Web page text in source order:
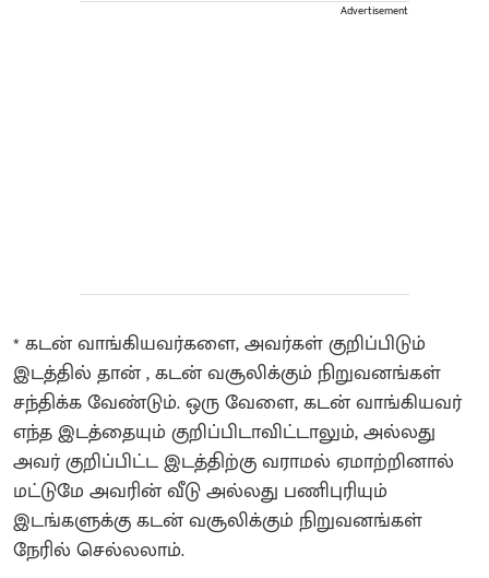
Advertisement
* கடன் வாங்கியவர்களை, அவர்கள் குறிப்பிடும்
இடத்தில் தான் , கடன் வசூலிக்கும் நிறுவனங்கள்
சந்திக்க வேண்டும். ஒரு வேளை, கடன் வாங்கியவர்
எந்த இடத்தையும் குறிப்பிடாவிட்டாலும், அல்லது
அவர் குறிப்பிட்ட இடத்திற்கு வராமல் ஏமாற்றினால்
மட்டுமே அவரின் வீடு அல்லது பணிபுரியும்
இடங்களுக்கு கடன் வசூலிக்கும் நிறுவனங்கள்
நேரில் செல்லலாம்.